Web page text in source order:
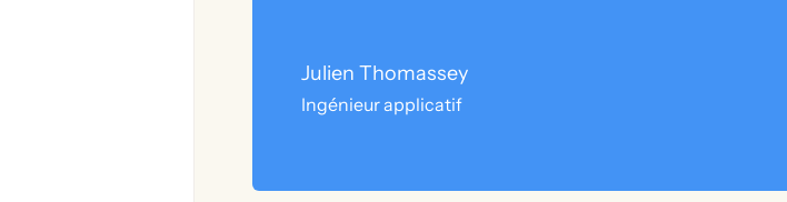
Julien Thomassey
Ingénieur applicatif